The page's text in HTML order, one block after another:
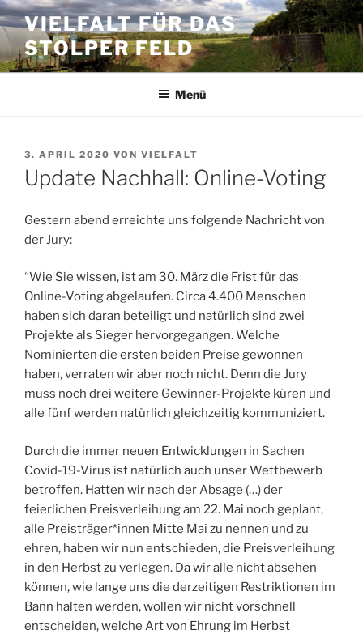
Zum
Inhalt
springen
VIELFALT FÜR DAS
STOLPER FELD
Menü
VERÖFFENTLICHT
AM
3. APRIL 2020 VON VIELFALT
Update Nachhall: Online-Voting
Gestern abend erreichte uns folgende Nachricht von
der Jury:
“Wie Sie wissen, ist am 30. März die Frist für das
Online-Voting abgelaufen. Circa 4.400 Menschen
haben sich daran beteiligt und natürlich sind zwei
Projekte als Sieger hervorgegangen. Welche
Nominierten die ersten beiden Preise gewonnen
haben, verraten wir aber noch nicht. Denn die Jury
muss noch drei weitere Gewinner-Projekte küren und
alle fünf werden natürlich gleichzeitig kommuniziert.
Durch die immer neuen Entwicklungen in Sachen
Covid-19-Virus ist natürlich auch unser Wettbewerb
betroffen. Hatten wir nach der Absage (…) der
feierlichen Preisverleihung am 22. Mai noch geplant,
alle Preisträger*innen Mitte Mai zu nennen und zu
ehren, haben wir nun entschieden, die Preisverleihung
in den Herbst zu verlegen. Da wir alle nicht absehen
können, wie lange uns die derzeitigen Restriktionen im
Bann halten werden, wollen wir nicht vorschnell
entscheiden, welche Art von Ehrung im Herbst